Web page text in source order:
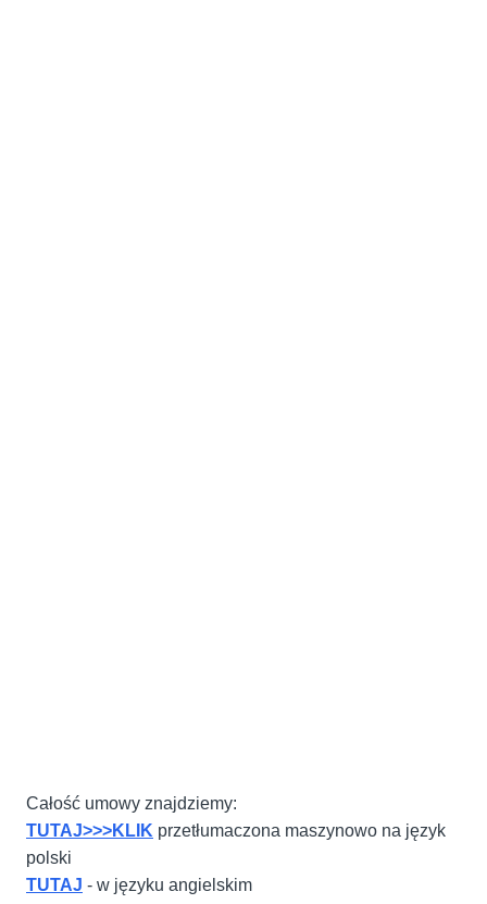
Całość umowy znajdziemy:
TUTAJ>>>KLIK przetłumaczona maszynowo na język
polski
TUTAJ - w języku angielskim